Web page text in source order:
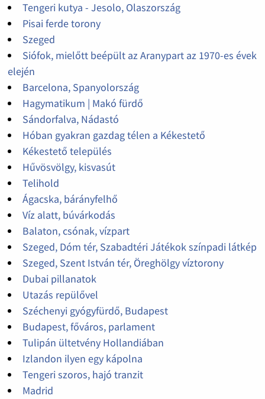
Tengeri kutya - Jesolo, Olaszország
Pisai ferde torony
Szeged
Siófok, mielőtt beépült az Aranypart az 1970-es évek
elején
Barcelona, Spanyolország
Hagymatikum | Makó fürdő
Sándorfalva, Nádastó
Hóban gyakran gazdag télen a Kékestető
Kékestető település
Hűvösvölgy, kisvasút
Telihold
Ágacska, bárányfelhő
Víz alatt, búvárkodás
Balaton, csónak, vízpart
Szeged, Dóm tér, Szabadtéri Játékok színpadi látkép
Szeged, Szent István tér, Öreghölgy víztorony
Dubai pillanatok
Utazás repülővel
Széchenyi gyógyfürdő, Budapest
Budapest, főváros, parlament
Tulipán ültetvény Hollandiában
Izlandon ilyen egy kápolna
Tengeri szoros, hajó tranzit
Madrid